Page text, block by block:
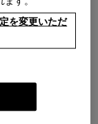
オリティを支える
）の技術の継承と
られた歴史と信
ります。カッシー
をもたらし続けま
を変更いただ